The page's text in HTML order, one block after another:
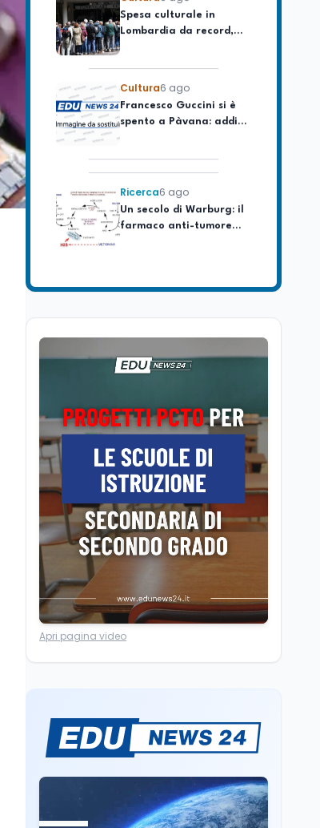
Lombardia da record,
ma la voragine Nord-
Sud triplica
spento a Pàvana: addio
al Maestrone
farmaco anti-tumore
che accende la glicolisi
reattori spenti
Posizioni economiche
4.150 euro
Cultura6 ago
Spesa culturale in
Lombardia da record,
ma la voragine Nord-
Sud triplica
Cultura6 ago
Francesco Guccini si è
spento a Pàvana: addio
Ricerca6 ago
Un secolo di Warburg: il
Il rivelatore che 'vede' i
reattori spenti
attraverso 400 metri di
roccia
Scuola6 ago
Posizioni economiche
Apri pagina video